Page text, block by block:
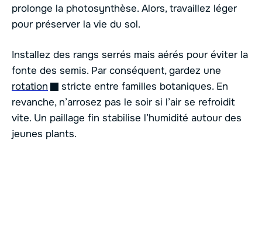
prolonge la photosynthèse. Alors, travaillez léger
pour préserver la vie du sol.
Installez des rangs serrés mais aérés pour éviter la
fonte des semis. Par conséquent, gardez une
rotation
stricte entre familles botaniques. En
revanche, n’arrosez pas le soir si l’air se refroidit
vite. Un paillage fin stabilise l’humidité autour des
jeunes plants.